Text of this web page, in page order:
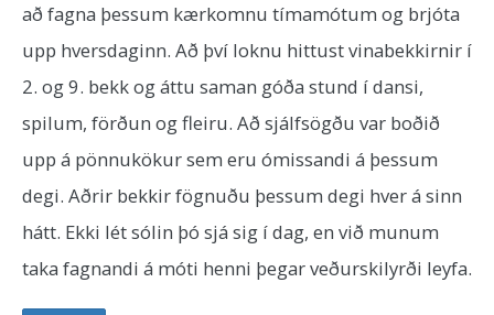
að fagna þessum kærkomnu tímamótum og brjóta
upp hversdaginn. Að því loknu hittust vinabekkirnir í
2. og 9. bekk og áttu saman góða stund í dansi,
spilum, förðun og fleiru. Að sjálfsögðu var boðið
upp á pönnukökur sem eru ómissandi á þessum
degi. Aðrir bekkir fögnuðu þessum degi hver á sinn
hátt. Ekki lét sólin þó sjá sig í dag, en við munum
taka fagnandi á móti henni þegar veðurskilyrði leyfa.